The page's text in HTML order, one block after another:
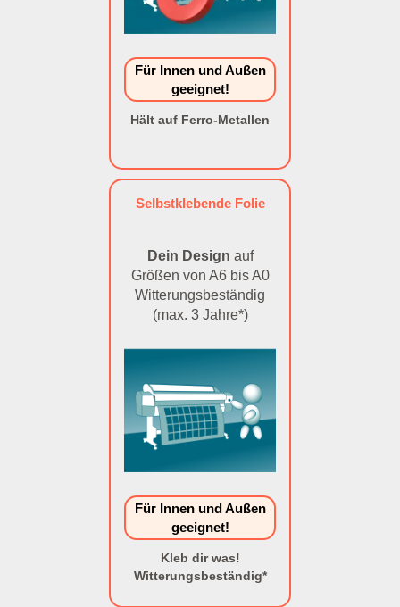
Für Innen und Außen
geeignet!
Hält auf Ferro-Metallen
Selbstklebende Folie
Dein Design auf
Größen von A6 bis A0
Witterungsbeständig
(max. 3 Jahre*)
Für Innen und Außen
geeignet!
Kleb dir was!
Witterungsbeständig*